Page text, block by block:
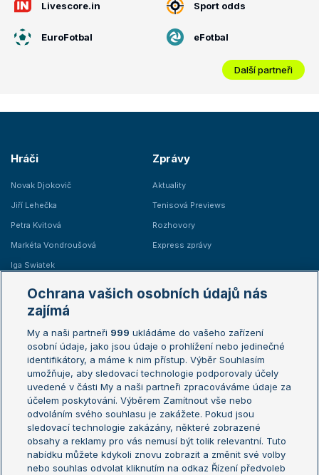
Livescore.in Sport odds
EuroFotbal eFotbal
Další partneři
Hráči
Novak Djokovič
Jiří Lehečka
Petra Kvitová
Markéta Vondroušová
Iga Swiatek
Zprávy
Aktuality
Tenisová Previews
Rozhovory
Express zprávy
Žebříčky
Žebříček ATP (muži)
Žebříček WTA (ženy)
Sázkařský žebříček
Australian Open
French Open
Wimbledon
US Open
Turnaj mistrů
Turnaj mistryň
Aktualní trendy
Ochrana vašich osobních údajů nás
zajímá
My a naši partneři 999 ukládáme do vašeho zařízení
osobní údaje, jako jsou údaje o prohlížení nebo jedinečné
identifikátory, a máme k nim přístup. Výběr Souhlasím
umožňuje, aby sledovací technologie podporovaly účely
uvedené v části My a naši partneři zpracováváme údaje za
účelem poskytování. Výběrem Zamítnout vše nebo
odvoláním svého souhlasu je zakážete. Pokud jsou
sledovací technologie zakázány, některé zobrazené
obsahy a reklamy pro vás nemusí být tolik relevantní. Tuto
nabídku můžete kdykoli znovu zobrazit a změnit své volby
nebo souhlas odvolat kliknutím na odkaz Řízení předvoleb